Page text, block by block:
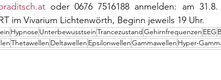
oder 0676 7516188 anmelden: am
im Vivarium Lichtenwörth, Beginn jeweils 19 Uhr.
Hypnose UnterbewusstseinTrancezustand Gehirnfrequenzen EEG
Thetawellen Deltawellen EpsilonwellenGammawellen Hyper-